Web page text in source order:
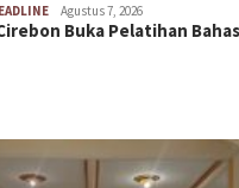
Agustus 7, 2026
Buka Pelatihan